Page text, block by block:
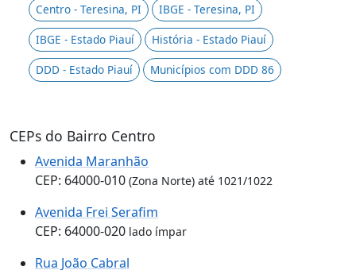
Centro - Teresina, PI
IBGE - Teresina, PI
IBGE - Estado Piauí
História - Estado Piauí
DDD - Estado Piauí
Municípios com DDD 86
CEPs do Bairro Centro
Avenida Maranhão
CEP: 64000-010 (Zona Norte) até 1021/1022
Avenida Frei Serafim
CEP: 64000-020 lado ímpar
Rua João Cabral